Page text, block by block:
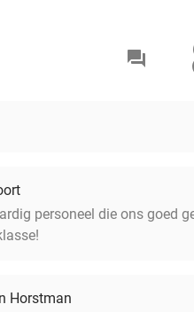
personeel die ons goed
Horstman